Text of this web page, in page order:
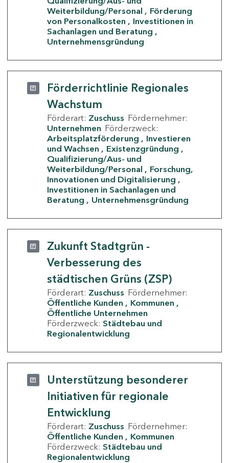
Weiterbildung/Personal
Förderung
von Personalkosten
Investitionen in
Sachanlagen und Beratung
Unternehmensgründung
Förderrichtlinie Regionales
Wachstum
Förderart: Zuschuss Fördernehmer:
Unternehmen Förderzweck:
Arbeitsplatzförderung
Investieren
und Wachsen
Existenzgründung
Qualifizierung/Aus- und
Weiterbildung/Personal
Forschung,
Innovationen und Digitalisierung
Investitionen in Sachanlagen und
Beratung
Unternehmensgründung
Zukunft Stadtgrün -
Verbesserung des
städtischen Grüns (ZSP)
Förderart: Zuschuss Fördernehmer:
Öffentliche Kunden
Kommunen
Öffentliche Unternehmen
Förderzweck: Städtebau und
Regionalentwicklung
Unterstützung besonderer
Initiativen für regionale
Entwicklung
Förderart: Zuschuss Fördernehmer:
Öffentliche Kunden
Kommunen
Förderzweck: Städtebau und
Regionalentwicklung